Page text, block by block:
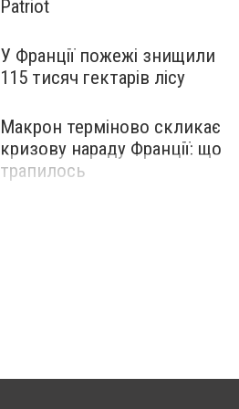
Patriot
У Франції пожежі знищили
115 тисяч гектарів лісу
Макрон терміново скликає
кризову нараду Франції: що
трапилось